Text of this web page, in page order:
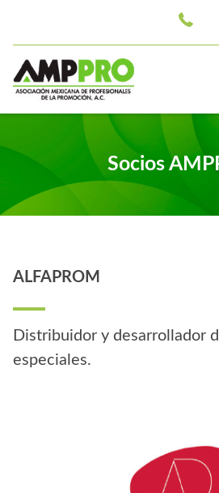
Socios
ALFAPROM
Distribuidor y desarrollador
especiales.